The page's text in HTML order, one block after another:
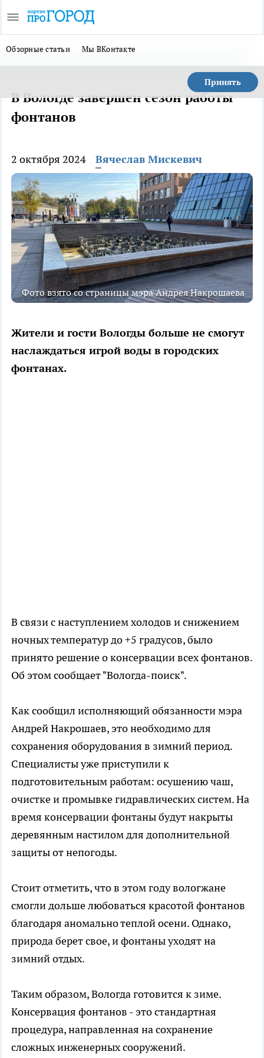
Обзорные статьи Мы ВКонтакте
Принять
В Вологде завершен сезон работы
фонтанов
2 октября 2024 Вячеслав Мискевич
Фото взято со страницы мэра Андрея Накрошаева
Жители и гости Вологды больше не смогут
наслаждаться игрой воды в городских
фонтанах.
В связи с наступлением холодов и снижением
ночных температур до +5 градусов, было
принято решение о консервации всех фонтанов.
Об этом сообщает "Вологда-поиск".
Как сообщил исполняющий обязанности мэра
Андрей Накрошаев, это необходимо для
сохранения оборудования в зимний период.
Специалисты уже приступили к
подготовительным работам: осушению чаш,
очистке и промывке гидравлических систем. На
время консервации фонтаны будут накрыты
деревянным настилом для дополнительной
защиты от непогоды.
Стоит отметить, что в этом году вологжане
смогли дольше любоваться красотой фонтанов
благодаря аномально теплой осени. Однако,
природа берет свое, и фонтаны уходят на
зимний отдых.
Таким образом, Вологда готовится к зиме.
Консервация фонтанов - это стандартная
процедура, направленная на сохранение
сложных инженерных сооружений.